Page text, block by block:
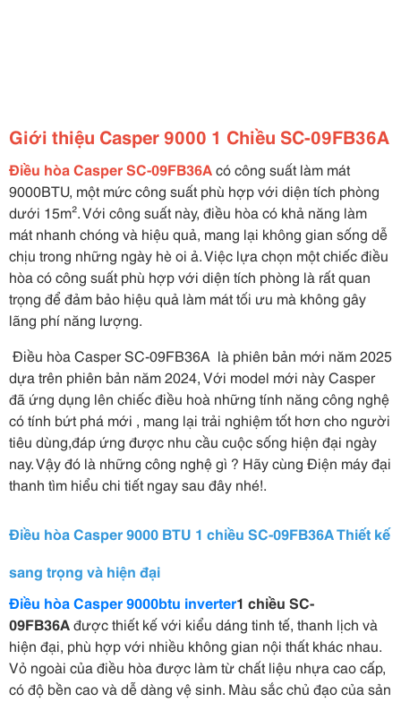
Giới thiệu Casper 9000 1 Chiều SC-09FB36A
Điều hòa Casper SC-09FB36Acó công suất làm mát
9000BTU, một mức công suất phù hợp với diện tích phòng
dưới 15m². Với công suất này, điều hòa có khả năng làm
mát nhanh chóng và hiệu quả, mang lại không gian sống dễ
chịu trong những ngày hè oi ả. Việc lựa chọn một chiếc điều
hòa có công suất phù hợp với diện tích phòng là rất quan
trọng để đảm bảo hiệu quả làm mát tối ưu mà không gây
lãng phí năng lượng.
Điều hòa Casper SC-09FB36A là phiên bản mới năm 2025
dựa trên phiên bản năm 2024, Với model mới này Casper
đã ứng dụng lên chiếc điều hoà những tính năng công nghệ
có tính bứt phá mới , mang lại trải nghiệm tốt hơn cho người
tiêu dùng,đáp ứng được nhu cầu cuộc sống hiện đại ngày
nay. Vậy đó là những công nghệ gì ? Hãy cùng Điện máy đại
thanh tìm hiểu chi tiết ngay sau đây nhé!.
Điều hòa Casper 9000 BTU 1 chiều SC-09FB36A Thiết kế
sang trọng và hiện đại
Điều hòa Casper 9000btu inverter1 chiều SC-
09FB36Ađược thiết kế với kiểu dáng tinh tế, thanh lịch và
hiện đại, phù hợp với nhiều không gian nội thất khác nhau.
Vỏ ngoài của điều hòa được làm từ chất liệu nhựa cao cấp,
có độ bền cao và dễ dàng vệ sinh. Màu sắc chủ đạo của sản